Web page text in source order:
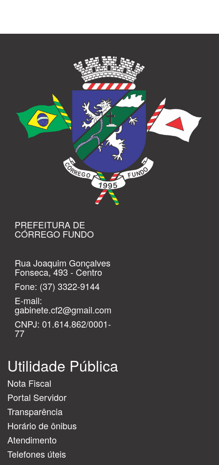
PREFEITURA DE
CÓRREGO FUNDO
Rua Joaquim Gonçalves
Fonseca, 493 - Centro
Fone: (37) 3322-9144
E-mail:
gabinete.cf2@gmail.com
CNPJ: 01.614.862/0001-
77
Utilidade Pública
Nota Fiscal
Portal Servidor
Transparência
Horário de ônibus
Atendimento
Telefones úteis